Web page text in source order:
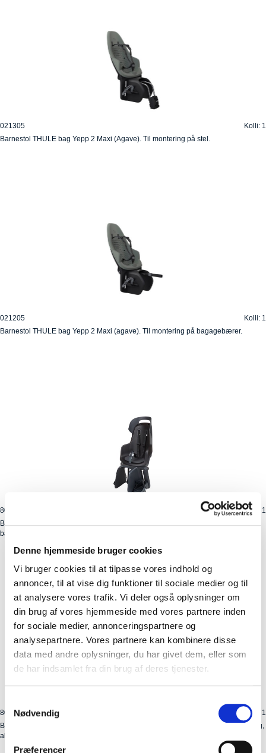
Denne hjemmeside bruger cookies
Vi bruger cookies til at tilpasse vores indhold og
annoncer, til at vise dig funktioner til sociale medier og til
at analysere vores trafik. Vi deler også oplysninger om
din brug af vores hjemmeside med vores partnere inden
for sociale medier, annonceringspartnere og
analysepartnere. Vores partnere kan kombinere disse
data med andre oplysninger, du har givet dem, eller som
de har indsamlet fra din brug af deres tjenester.
Nødvendig
Præferencer
021305
Kolli: 1
Barnestol THULE bag Yepp 2 Maxi (Agave). Til montering på stel.
021205
Kolli: 1
Barnestol THULE bag Yepp 2 Maxi (agave). Til montering på bagagebærer.
8012300019
Kolli: 1
Barnestol BoBike GO maxi (sort) Bagstol max 22kg E-BD til montering på
bagagebærer.
8012400012
Kolli: 1
Barnestol BoBike GO maxi (sort) til montering på rammen, Ø 28-40mm Max. 22 kg,
alder 9 mdr - 6 år.